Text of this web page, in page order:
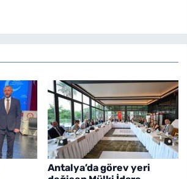
Antalya’da görev yeri